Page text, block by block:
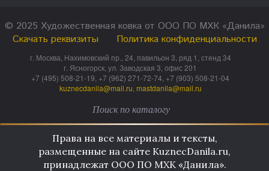
© 2025 Художественная ковка от ООО ПО МХК «Данила»
Скачать реквизиты
Политика конфиденциальности
г. Москва, Нахимовский пр., 24, павильон 3, ряд 1, стенд 34
г. Ясногорск, ул. Заводская 3, офис 201
+7 (495) 508-21-19, +7 (962) 271-72-74, +7 (903) 508-21-04
kuznecdanila@mail.ru mastdanila@mail.ru
Права на все материалы и тексты,
размещенные на сайте KuznecDanila.ru,
принадлежат ООО ПО МХК «Данила».